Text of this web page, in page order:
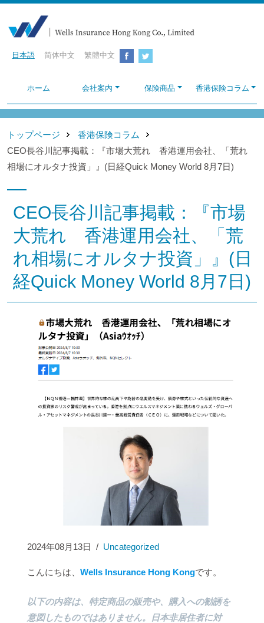
日本語 简体中文 繁體中文
ホーム 会社案内 保険商品 香港保険コラム
トップページ
香港保険コラム
CEO長谷川記事掲載：『市場大荒れ 香港運用会社、「荒れ
相場にオルタナ投資」』(日経Quick Money World 8月7日)
CEO長谷川記事掲載：『市場
大荒れ 香港運用会社、「荒
れ相場にオルタナ投資」』(日
経Quick Money World 8月7日)
2024年08月13日 / Uncategorized
こんにちは、 Wells Insurance Hong Kongです。
以下の内容は、特定商品の販売や、購入への勧誘を
意図したものではありません。日本非居住者に対